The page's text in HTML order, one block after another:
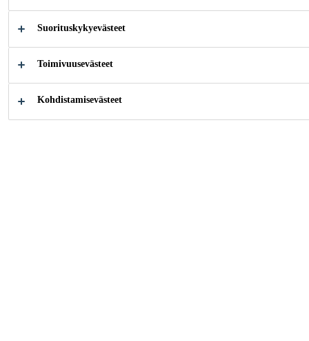
Jopa 4 tunnin palonkestävyys standardin EN
1366-4 mukaisesti kokoonpanosta riippuen
25 LM -tiiviste, säilyttää jopa 25 %:n
Suorituskykyevästeet
Toimivuusevästeet
Kohdistamisevästeet